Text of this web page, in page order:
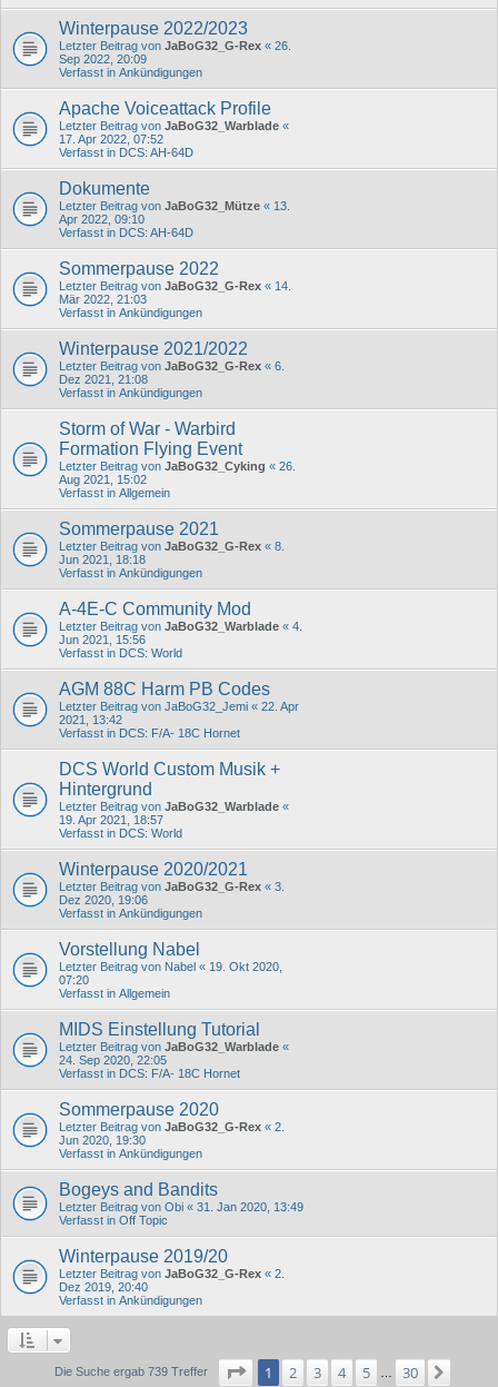
Winterpause 2022/2023
Letzter Beitrag von JaBoG32_G-Rex « 26.
Sep 2022, 20:09
Verfasst in Ankündigungen
Apache Voiceattack Profile
Letzter Beitrag von JaBoG32_Warblade «
17. Apr 2022, 07:52
Verfasst in DCS: AH-64D
Dokumente
Letzter Beitrag von JaBoG32_Mütze « 13.
Apr 2022, 09:10
Verfasst in DCS: AH-64D
Sommerpause 2022
Letzter Beitrag von JaBoG32_G-Rex « 14.
Mär 2022, 21:03
Verfasst in Ankündigungen
Winterpause 2021/2022
Letzter Beitrag von JaBoG32_G-Rex « 6.
Dez 2021, 21:08
Verfasst in Ankündigungen
Storm of War - Warbird
Formation Flying Event
Letzter Beitrag von JaBoG32_Cyking « 26.
Aug 2021, 15:02
Verfasst in Allgemein
Sommerpause 2021
Letzter Beitrag von JaBoG32_G-Rex « 8.
Jun 2021, 18:18
Verfasst in Ankündigungen
A-4E-C Community Mod
Letzter Beitrag von JaBoG32_Warblade « 4.
Jun 2021, 15:56
Verfasst in DCS: World
AGM 88C Harm PB Codes
Letzter Beitrag von JaBoG32_Jemi « 22. Apr
2021, 13:42
Verfasst in DCS: F/A- 18C Hornet
DCS World Custom Musik +
Hintergrund
Letzter Beitrag von JaBoG32_Warblade «
19. Apr 2021, 18:57
Verfasst in DCS: World
Winterpause 2020/2021
Letzter Beitrag von JaBoG32_G-Rex « 3.
Dez 2020, 19:06
Verfasst in Ankündigungen
Vorstellung Nabel
Letzter Beitrag von Nabel « 19. Okt 2020,
07:20
Verfasst in Allgemein
MIDS Einstellung Tutorial
Letzter Beitrag von JaBoG32_Warblade «
24. Sep 2020, 22:05
Verfasst in DCS: F/A- 18C Hornet
Sommerpause 2020
Letzter Beitrag von JaBoG32_G-Rex « 2.
Jun 2020, 19:30
Verfasst in Ankündigungen
Bogeys and Bandits
Letzter Beitrag von Obi « 31. Jan 2020, 13:49
Verfasst in Off Topic
Winterpause 2019/20
Letzter Beitrag von JaBoG32_G-Rex « 2.
Dez 2019, 20:40
Verfasst in Ankündigungen
Die Suche ergab 739 Treffer Seite von
1 2 3 4 5 30